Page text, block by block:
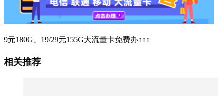
9元180G、19/29元155G大流量卡免费办↑↑↑
相关推荐